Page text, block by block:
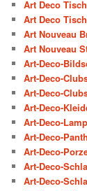
Art Deco Tisch
Art Deco
Art Nouveau
Art Nouveau
Art-Deco-
Art-Deco-
Art-Deco-
Art-Deco-
Art-Deco-
Art-Deco-
Art-Deco-
Art-Deco-
Art-Deco-